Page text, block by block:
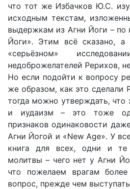
что тот же Избачков Ю.С.
исходным текстам,
выдержкам из Агни Йоги – по
Йоги». Этим всё сказано,
«серьёзном»
недоброжелателей Рерихов,
Но если подойти к вопросу
же образом, как это сделали
тогда можно утверждать, что
и иудаизм – это тоже
признаков одинаковости
Агни Йогой и «New Age». У
книга для всех, одни и
молитвы – чего нет у Агни
что пожелаем врагам более
вопрос, прежде чем